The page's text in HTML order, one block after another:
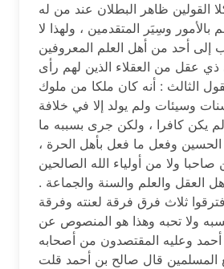
ﺍﻟﻘﻮﻟﻴﻦ ﻇﺎﻫﺮ ﺍﻟﺒﻄﻼﻥ ﻋﻨﺪ ﻣﻦ ﻟﻪ
ﺑﺎﻷﻣﻮﺭ ﻭﺳِﻴَﺮ ﺍﻟﻤﺘﻘﺪﻣﻴﻦ ، ﻭﻟﻬﺬﺍ ﻻ
ﺇﻟﻰ ﺃﺣﺪ ﻣﻦ ﺃﻫﻞ ﺍﻟﻌﻠﻢ ﺍﻟﻤﻌﺮﻭﻓﻴﻦ
ﺫﻱ ﻋﻘﻞ ﻣﻦ ﺍﻟﻌﻘﻼﺀ ﺍﻟﺬﻳﻦ ﻟﻬﻢ ﺭﺃﻯ
ﺍﻟﺜﺎﻟﺚ : ﺃﻧﻪ ﻛﺎﻥ ﻣﻠﻜﺎ ﻣﻦ ﻣﻠﻮﻙ
ﻭﺳﻴﺌﺎﺕ ﻭﻟﻢ ﻳﻮﻟﺪ ﺇﻻ ﻓﻲ ﺧﻼﻓﺔ
ﻳﻜﻦ ﻛﺎﻓﺮﺍ ، ﻭﻟﻜﻦ ﺟﺮﻯ ﺑﺴﺒﺒﻪ ﻣﺎ
ﻭﻓﻌﻞ ﻣﺎ ﻓﻌﻞ ﺑﺄﻫﻞ ﺍﻟﺤﺮﺓ ،
ﺍﻟﻌﻘﻞ ﻭﺍﻟﻌﻠﻢ ﻭﺍﻟﺴﻨﺔ ﻭﺍﻟﺠﻤﺎﻋﺔ .
ﺛﻼﺙ ﻓﺮﻕ ﻓﺮﻗﺔ ﻟﻌﻨﺘﻪ ﻭﻓﺮﻗﺔ
ﻭﻻ ﺗﺤﺒﻪ ﻭﻫﺬﺍ ﻫﻮ ﺍﻟﻤﻨﺼﻮﺹ ﻋﻦ
ﺃﺣﻤﺪ ﻭﻋﻠﻴﻪ ﺍﻟﻤﻘﺘﺼﺪﻭﻥ ﻣﻦ ﺃﺻﺤﺎﺑﻪ
ﻗﺎﻝ ﺻﺎﻟﺢ ﺑﻦ ﺃﺣﻤﺪ ﻗﻠﺖ